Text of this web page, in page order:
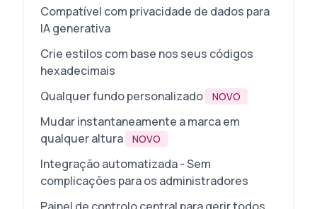
Compatível com privacidade de dados para
IA generativa
Crie estilos com base nos seus códigos
hexadecimais
Qualquer fundo personalizado
NOVO
Mudar instantaneamente a marca em
qualquer altura
NOVO
Integração automatizada - Sem
complicações para os administradores